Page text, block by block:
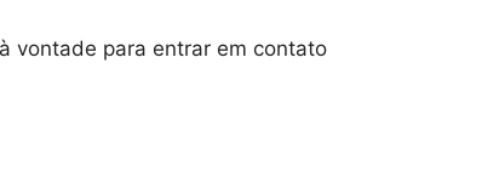
vontade para entrar em contato